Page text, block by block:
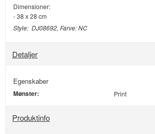
Dimensioner:
- 38 x 28 cm
Style: DJ08692, Farve: NC
Detaljer
Egenskaber
Mønster: Print
Produktinfo